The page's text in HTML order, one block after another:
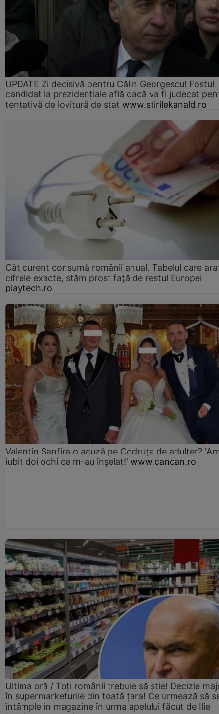
UPDATE Zi decisivă pentru Călin Georgescu! Fostul
candidat la prezidențiale află dacă va fi judecat
tentativă de lovitură de stat www.stirilekanald.ro
Cât curent consumă românii anual. Tabelul care
cifrele exacte, stăm prost faţă de restul Europei
playtech.ro
Valentin Sanfira o acuză pe Codruța de adulter?
iubit doi ochi ce m-au înșelat!' www.cancan.ro
Ultima oră / Toți românii trebuie să știe! Decizie
în supermarketurile din toată țara! Ce urmează să
întâmple în magazine în urma apelului făcut de Ilie